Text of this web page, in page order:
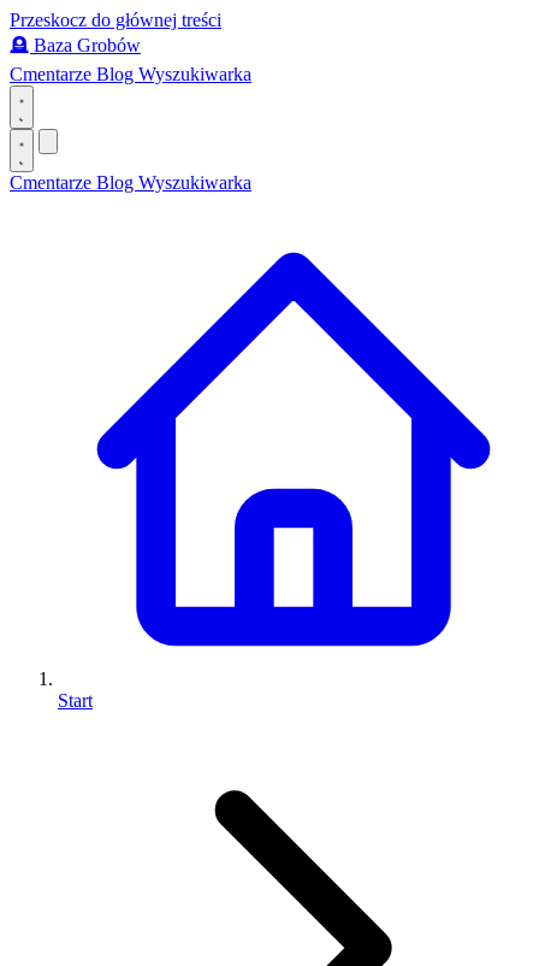
Przeskocz do głównej treści
🪦 Baza Grobów
Cmentarze Blog Wyszukiwarka
Cmentarze Blog Wyszukiwarka
Start